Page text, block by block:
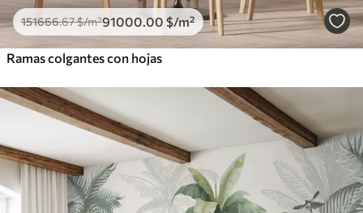
151666.67$/m²91000.00 $/m²
Ramas colgantes con hojas